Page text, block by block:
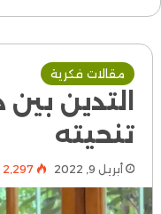
مقالات فكرية
التدين
تنحيته
أبريل 9, 2022 2٬297